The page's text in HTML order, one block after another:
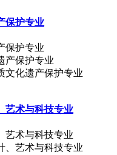
保护专业
保护专业
文化遗产保护专业
艺术与科技专业
艺术与科技专业